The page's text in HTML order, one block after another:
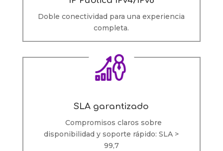
Doble conectividad para una experiencia
completa.
SLA garantizado
Compromisos claros sobre
disponibilidad y soporte rápido: SLA >
99,7